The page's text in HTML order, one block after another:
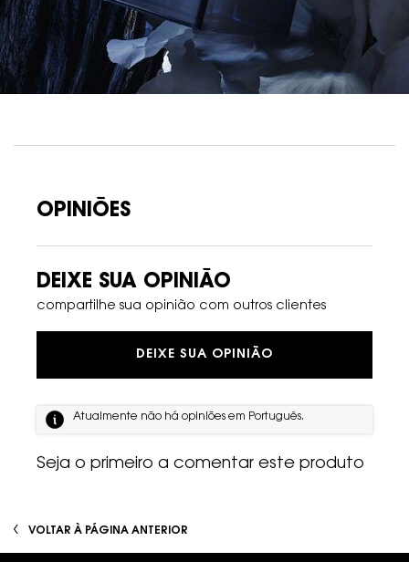
OPINIÕES
DEIXE SUA OPINIÃO
compartilhe sua opinião com outros clientes
DEIXE SUA OPINIÃO
Atualmente não há opiniões em Português.
Seja o primeiro a comentar este produto
VOLTAR À PÁGINA ANTERIOR